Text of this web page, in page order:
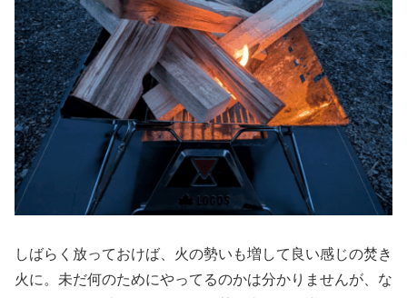
しばらく放っておけば、火の勢いも増して良い感じの焚き
火に。未だ何のためにやってるのかは分かりませんが、な